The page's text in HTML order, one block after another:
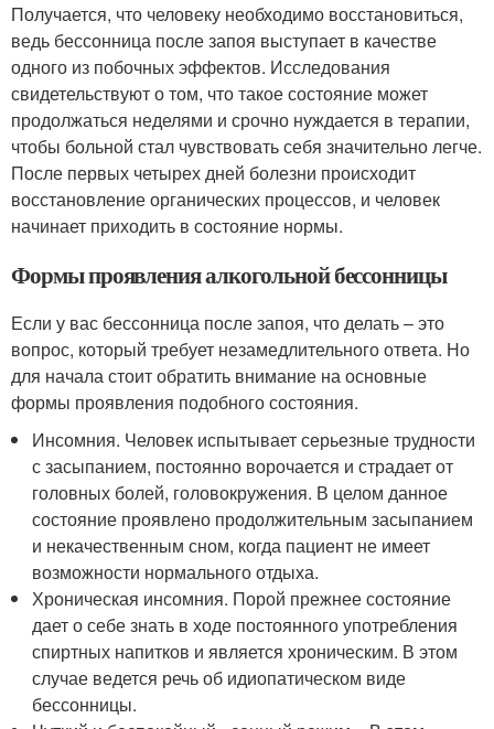
Получается, что человеку необходимо восстановиться,
ведь бессонница после запоя выступает в качестве
одного из побочных эффектов. Исследования
свидетельствуют о том, что такое состояние может
продолжаться неделями и срочно нуждается в терапии,
чтобы больной стал чувствовать себя значительно легче.
После первых четырех дней болезни происходит
восстановление органических процессов, и человек
начинает приходить в состояние нормы.
Формы проявления алкогольной бессонницы
Если у вас бессонница после запоя, что делать – это
вопрос, который требует незамедлительного ответа. Но
для начала стоит обратить внимание на основные
формы проявления подобного состояния.
Инсомния. Человек испытывает серьезные трудности
с засыпанием, постоянно ворочается и страдает от
головных болей, головокружения. В целом данное
состояние проявлено продолжительным засыпанием
и некачественным сном, когда пациент не имеет
возможности нормального отдыха.
Хроническая инсомния. Порой прежнее состояние
дает о себе знать в ходе постоянного употребления
спиртных напитков и является хроническим. В этом
случае ведется речь об идиопатическом виде
бессонницы.